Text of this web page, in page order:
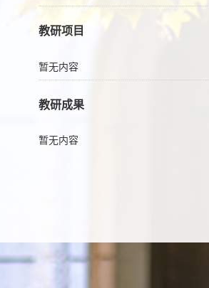
教研项目
暂无内容
教研成果
暂无内容